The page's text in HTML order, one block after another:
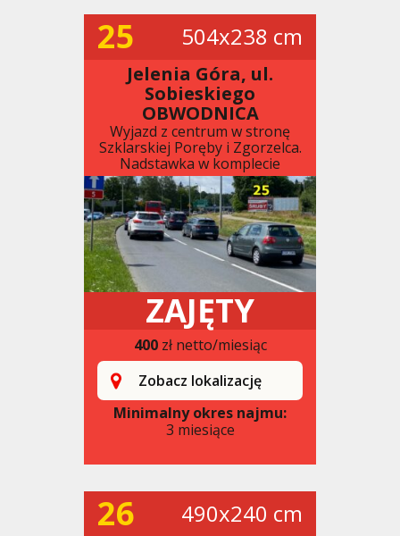
25 504x238 cm
Jelenia Góra, ul.
Sobieskiego
OBWODNICA
Wyjazd z centrum w stronę
Szklarskiej Poręby i Zgorzelca.
Nadstawka w komplecie
ZAJĘTY
400zł netto/miesiąc
Zobacz lokalizację
Minimalny okres najmu:
3 miesiące
26 490x240 cm